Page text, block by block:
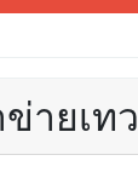
ายเท